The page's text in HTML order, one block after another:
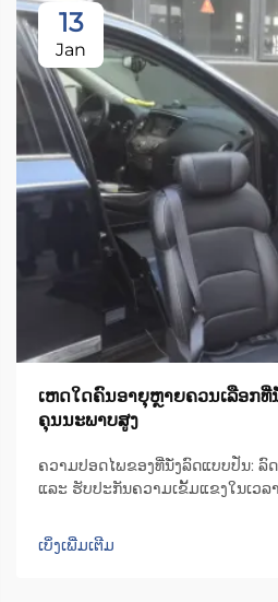
13
Jan
ເຫດໃດຄົນອາຍຸຫຼາຍຄວນເລືອກ
ຄຸນນະພາບສູງ
ຄວາມປອດໄພຂອງທີ່ນັ່ງລົດແບບປັ່ນ: ລົ
ແລະ ຮັບປະກັນຄວາມເຂັ້ມແຂງໃນເວລ
ການຍ້າຍຕົວ ເກົ້າອີ້ຫຼືທີ່ນັ່ງມີເຄື່ອງຈັກທີ່ສ
ຊ່ວຍປັ່ນທີ່ນັ່ງໄປ 90 ອົງສາໄປທາງດ້ານ
ເບິ່ງເພີ່ມເຕີມ